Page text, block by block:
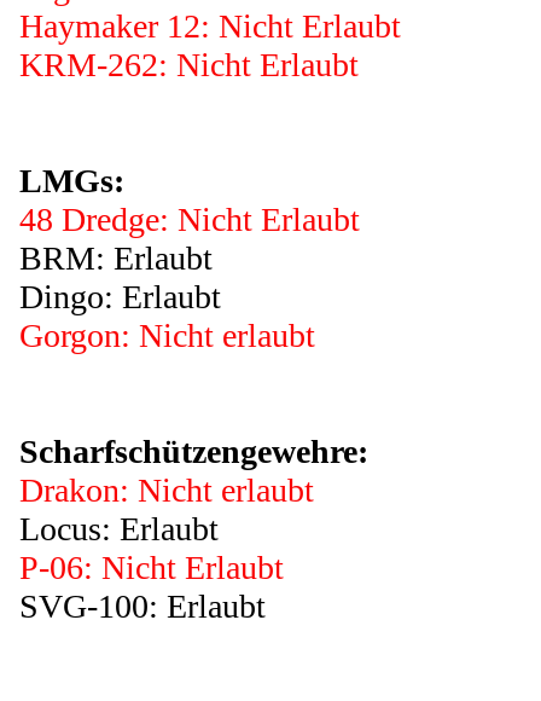
Haymaker 12: Nicht Erlaubt
KRM-262: Nicht Erlaubt
LMGs:
48 Dredge: Nicht Erlaubt
BRM: Erlaubt
Dingo: Erlaubt
Gorgon: Nicht erlaubt
Scharfschützengewehre:
Drakon: Nicht erlaubt
Locus: Erlaubt
P-06: Nicht Erlaubt
SVG-100: Erlaubt